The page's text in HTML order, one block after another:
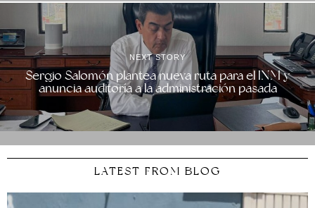
NEXT STORY
Sergio Salomón plantea nueva ruta para el INM y
anuncia auditoría a la administración pasada
LATEST FROM BLOG